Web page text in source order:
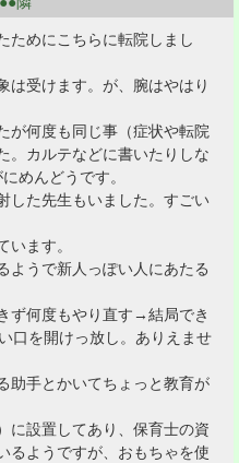
ためにこちらに転院しまし
は受けます。が、腕はやはり
が何度も同じ事（症状や転院
。カルテなどに書いたりしな
めんどうです。
した先生もいました。すごい
います。
ようで新人っぽい人にあたる
ず何度もやり直す→結局でき
口を開けっ放し。ありえませ
助手とかいてちょっと教育が
に設置してあり、保育士の資
るようですが、おもちゃを使